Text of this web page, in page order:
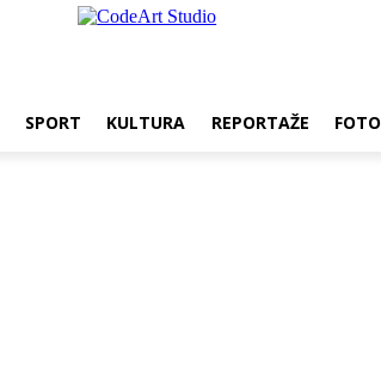
SPORT KULTURA REPORTAŽE FOTO